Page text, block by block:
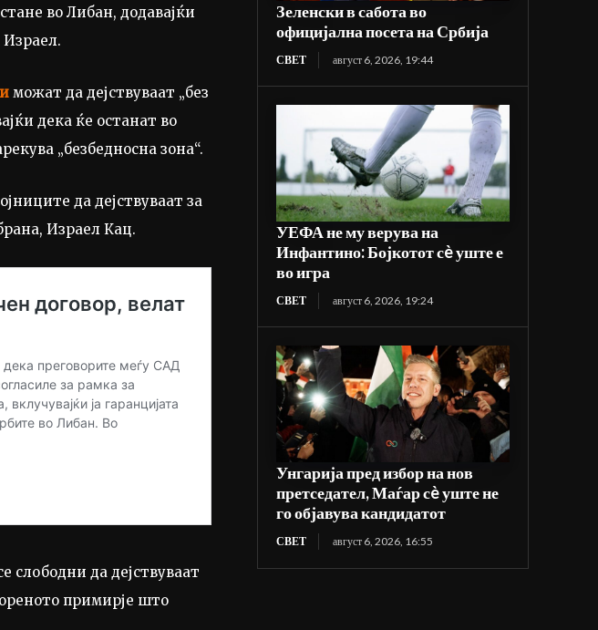
во Либан, додавајќи
Израел.
можат да дејствуваат „без
дека ќе останат во
„безбедносна зона“.
да дејствуваат за
Израел Кац.
слободни да дејствуваат
примирје што
Зеленски в сабота во
официјална посета на Србија
СВЕТ август 6, 2026, 19:44
УЕФА не му верува на
Инфантино: Бојкотот сè уште е
во игра
СВЕТ август 6, 2026, 19:24
Унгарија пред избор на нов
претседател, Маѓар сè уште не
го објавува кандидатот
СВЕТ август 6, 2026, 16:55